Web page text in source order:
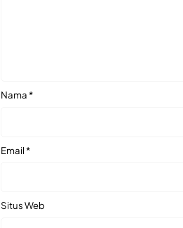
Nama*
Email*
Situs Web